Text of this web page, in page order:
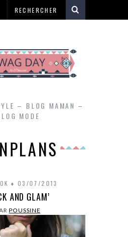
– BLOG MAMAN –
MODE
03/07/2013
AND GLAM’
POUSSINE